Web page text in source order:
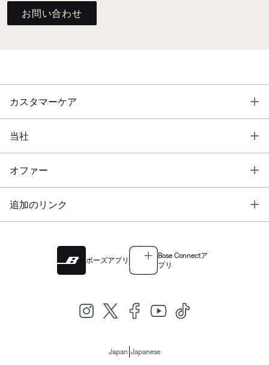
お問い合わせ
カスタマーケア
当社
オファー
追加のリンク
ボーズアプリ
Bose Connectア
プリ
Japan Japanese